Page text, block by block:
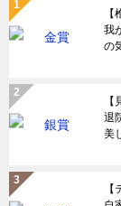
我
の
退
美